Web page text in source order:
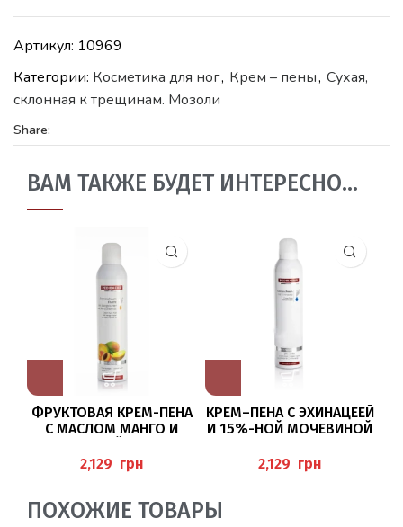
Артикул: 10969
Категории: Косметика для ног, Крем – пены, Сухая,
склонная к трещинам. Мозоли
Share:
ВАМ ТАКЖЕ БУДЕТ ИНТЕРЕСНО…
ФРУКТОВАЯ КРЕМ-ПЕНА
С МАСЛОМ МАНГО И
300МЛ (CREMESCHAUM
FRUCHT), PEDIBAEHR
грн
КРЕМ–ПЕНА С ЭХИНАЦЕЕЙ
И 15%-НОЙ МОЧЕВИНОЙ
(CREMESCHAUM
SCHRUNDEN), PEDIBAEHR
грн
ПОХОЖИЕ ТОВАРЫ